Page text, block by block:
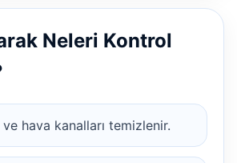
Neleri Kontrol
ve hava kanalları temizlenir.